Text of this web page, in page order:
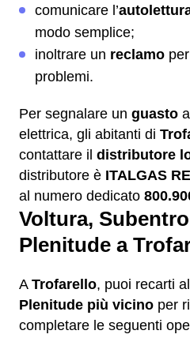
comunicare l’
modo semplice;
inoltrare un reclamo
problemi.
Per segnalare un guasto
elettrica, gli abitanti di
contattare il distributore
distributore è ITALGAS
al numero dedicato
Voltura,
Plenitude a
A Trofarello, puoi recarti
Plenitude più vicino per
completare le seguenti